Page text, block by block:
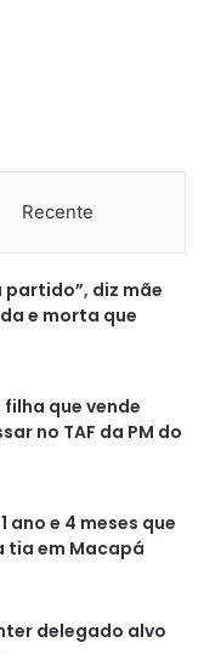
Recente
diz mãe
e morta que
que vende
no TAF da PM do
ano e 4 meses que
tia em Macapá
delegado alvo